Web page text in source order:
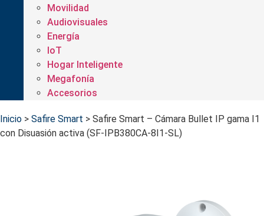
Movilidad
Audiovisuales
Energía
IoT
Hogar Inteligente
Megafonía
Accesorios
Inicio > Safire Smart > Safire Smart – Cámara Bullet IP gama I1
con Disuasión activa (SF-IPB380CA-8I1-SL)